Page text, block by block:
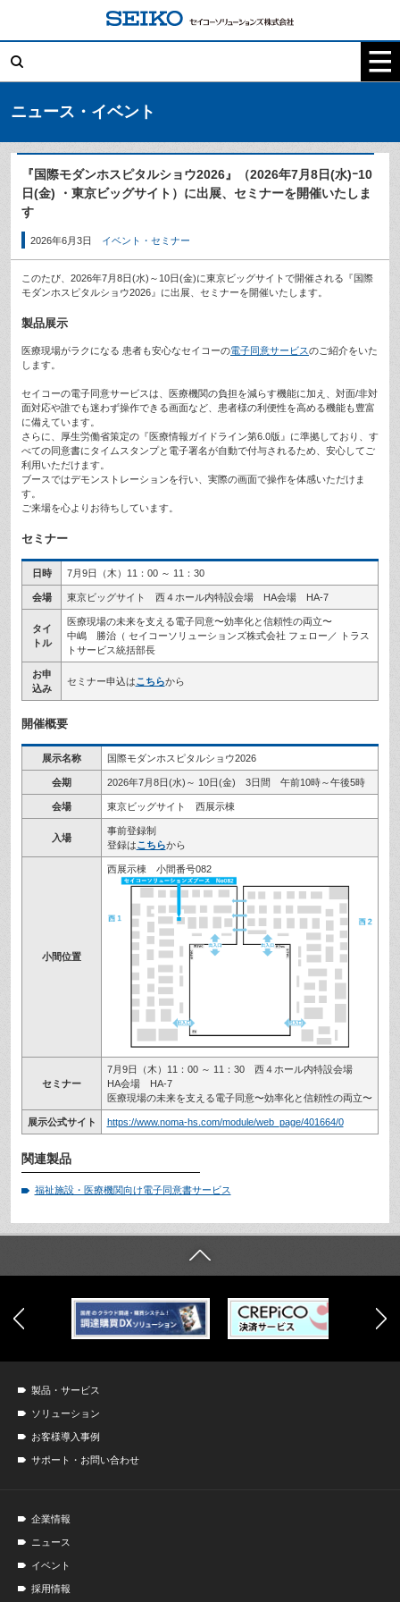
索:
ニュース・イベント
『国際モダンホスピタルショウ2026』（2026年7月8日(水)ｰ10
日(金) ・東京ビッグサイト）に出展、セミナーを開催いたしま
す
2026年6月3日 イベント・セミナー
このたび、2026年7月8日(水)～10日(金)に東京ビッグサイトで開催される『国際
モダンホスピタルショウ2026』に出展、セミナーを開催いたします。
製品展示
医療現場がラクになる 患者も安心なセイコーの電子同意サービスのご紹介をいた
します。
セイコーの電子同意サービスは、医療機関の負担を減らす機能に加え、対面/非対
面対応や誰でも迷わず操作できる画面など、患者様の利便性を高める機能も豊富
に備えています。
さらに、厚生労働省策定の『医療情報ガイドライン第6.0版』に準拠しており、す
べての同意書にタイムスタンプと電子署名が自動で付与されるため、安心してご
利用いただけます。
ブースではデモンストレーションを行い、実際の画面で操作を体感いただけま
す。
ご来場を心よりお待ちしています。
セミナー
日時 7月9日（木）11：00 ～ 11：30
会場 東京ビッグサイト 西４ホール内特設会場 HA会場 HA-7
タイ
トル
医療現場の未来を支える電子同意〜効率化と信頼性の両立〜
中嶋 勝治（ セイコーソリューションズ株式会社 フェロー／ トラス
トサービス統括部長
お申
込み
セミナー申込はこちらから
開催概要
展示名称 国際モダンホスピタルショウ2026
会期 2026年7月8日(水)～ 10日(金) 3日間 午前10時～午後5時
会場 東京ビッグサイト 西展示棟
入場
事前登録制
登録はこちらから
小間位置
西展示棟 小間番号082
セミナー
7月9日（木）11：00 ～ 11：30 西４ホール内特設会場
HA会場 HA-7
医療現場の未来を支える電子同意〜効率化と信頼性の両立〜
展示公式サイト https://www.noma-hs.com/module/web_page/401664/0
関連製品
福祉施設・医療機関向け電子同意書サービス
製品・サービス
ソリューション
お客様導入事例
サポート・お問い合わせ
企業情報
ニュース
イベント
採用情報